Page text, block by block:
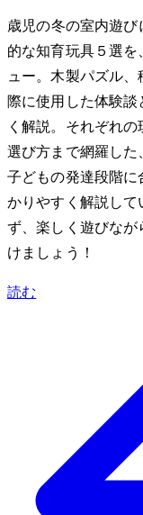
3歳児の冬の室内遊
的な知育玩具５選を
ュー。木製パズル
際に使用した体験
く解説。それぞれ
選び方まで網羅した
子どもの発達段階
かりやすく解説し
ず、楽しく遊びな
けましょう！
読む